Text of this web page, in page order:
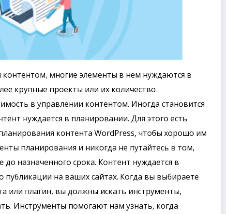
контентом, многие элементы в нем нуждаются в
крупные проекты или их количество
в управлении контентом. Иногда становится
нуждается в планировании. Для этого есть
контента WordPress, чтобы хорошо им
планирования и никогда не путайтесь в том,
назначенного срока. Контент нуждается в
публикации на ваших сайтах. Когда вы выбираете
или плагин, вы должны искать инструменты,
Инструменты помогают нам узнать, когда